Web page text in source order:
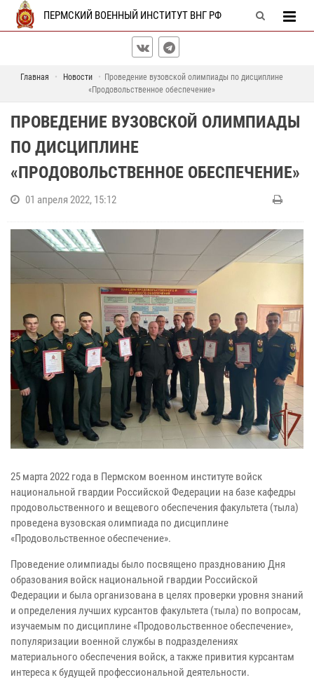
ПЕРМСКИЙ ВОЕННЫЙ ИНСТИТУТ ВНГ РФ
Главная Новости
Проведение вузовской олимпиады по дисциплине
«Продовольственное обеспечение»
ПРОВЕДЕНИЕ ВУЗОВСКОЙ ОЛИМПИАДЫ
ПО ДИСЦИПЛИНЕ
«ПРОДОВОЛЬСТВЕННОЕ ОБЕСПЕЧЕНИЕ»
01 апреля 2022, 15:12
25 марта 2022 года в Пермском военном институте войск
национальной гвардии Российской Федерации на базе кафедры
продовольственного и вещевого обеспечения факультета (тыла)
проведена вузовская олимпиада по дисциплине
«Продовольственное обеспечение».
Проведение олимпиады было посвящено празднованию Дня
образования войск национальной гвардии Российской
Федерации и была организована в целях проверки уровня знаний
и определения лучших курсантов факультета (тыла) по вопросам,
изучаемым по дисциплине «Продовольственное обеспечение»,
популяризации военной службы в подразделениях
материального обеспечения войск, а также привития курсантам
интереса к будущей профессиональной деятельности.